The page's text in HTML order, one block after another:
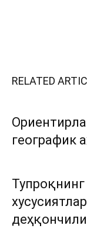
RELATED
географик